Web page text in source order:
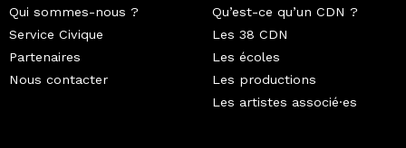
Qui sommes-nous ?
Service Civique
Partenaires
Nous contacter
Qu’est-ce qu’un CDN ?
Les 38 CDN
Les écoles
Les productions
Les artistes associé·es